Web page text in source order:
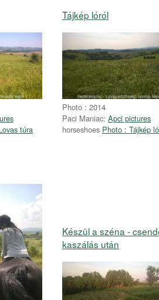
túra
Tájkép lóról
Photo : 2014
Paci Maniac: Apci pictures
horseshoes Photo : Tájkép
Készül a széna -
kaszálás után